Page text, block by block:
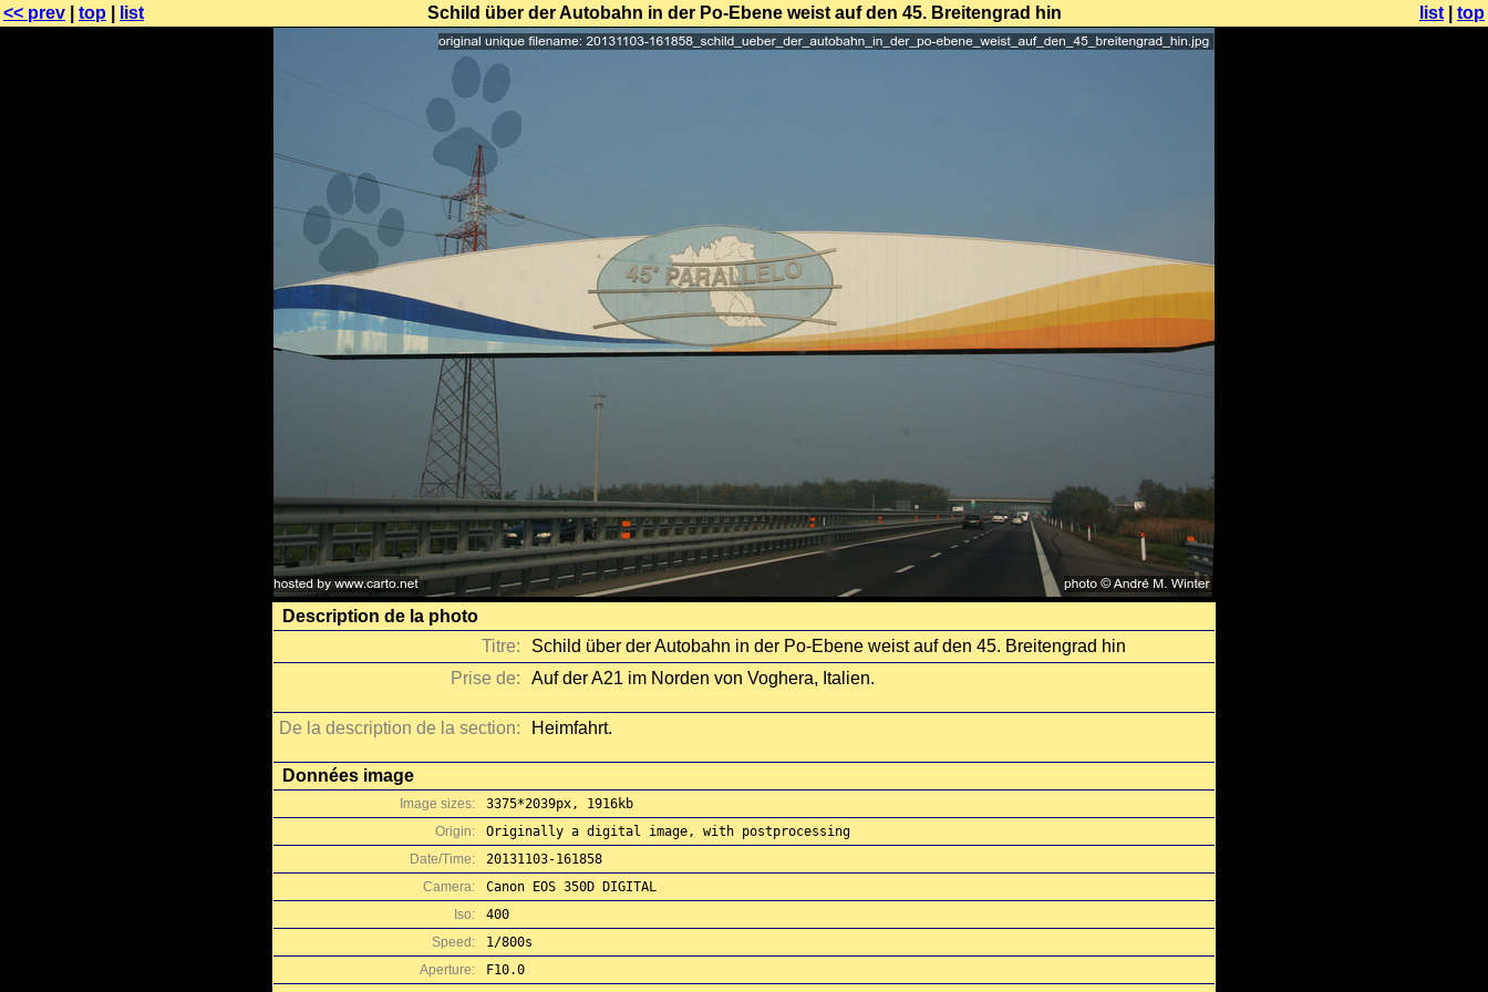
<< prev top list Schild über der Autobahn in der Po-Ebene weist auf den 45. Breitengrad hin list top
Description de la photo
Titre:
Schild über der Autobahn in der Po-Ebene weist auf den 45. Breitengrad hin
Prise de:
Auf der A21 im Norden von Voghera, Italien.
De la description de la section: Heimfahrt.
Données image
Image sizes:
3375*2039px, 1916kb
Origin:
Originally a digital image, with postprocessing
Date/Time:
20131103-161858
Camera:
Canon EOS 350D DIGITAL
Iso:
400
Speed:
1/800s
Aperture:
F10.0